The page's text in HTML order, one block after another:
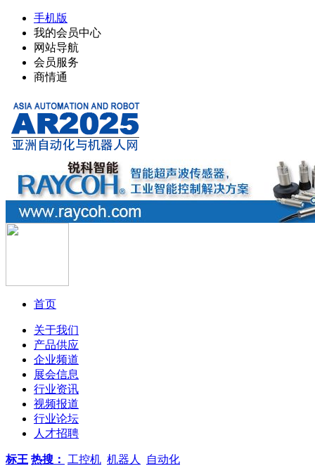
手机版
我的会员中心
网站导航
会员服务
商情通
首页
关于我们
产品供应
企业频道
展会信息
行业资讯
视频报道
行业论坛
人才招聘
标王 热搜： 工控机 机器人 自动化